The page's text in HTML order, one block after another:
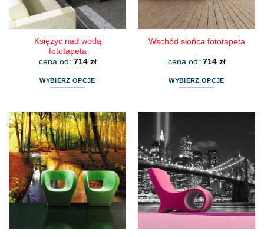
stronie
produktu
stronie
produktu
Księżyc nad wodą
fototapeta
cena od: 714 zł
WYBIERZ OPCJE
ma
wiele
wariantów.
Opcje
można
wybrać
na
stronie
Wschód słońca fototapeta
cena od: 714 zł
WYBIERZ OPCJE
wariantów.
Opcje
można
wybrać
na
stronie
produktu